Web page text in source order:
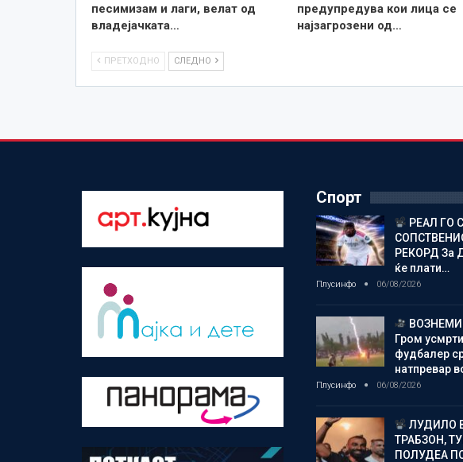
песимизам и лаги, велат од
владејачката…
предупредува кои лица се
најзагрозени од…
ПРЕТХОДНО СЛЕДНО
Спорт
РЕАЛ ГО
РЕКОРД За
ќе плати…
Плусинфо 06/08/2026
Гром усмрти
фудбалер
натпревар
Плусинфо 06/08/2026
ЛУДИЛО
ТРАБЗОН,
ПОЛУДЕА